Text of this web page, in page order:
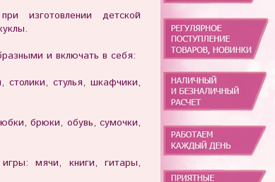
изготовлении детской
и включать в себя:
стулья, шкафчики,
брюки, обувь, сумочки,
мячи, книги, гитары,